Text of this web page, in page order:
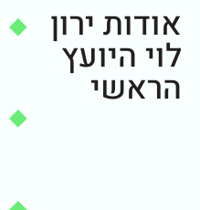
אודות ירון
לוי היועץ
הראשי